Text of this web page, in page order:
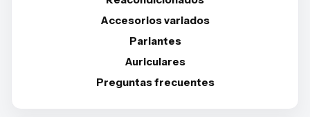
Accesorios variados
Parlantes
Auriculares
Preguntas frecuentes